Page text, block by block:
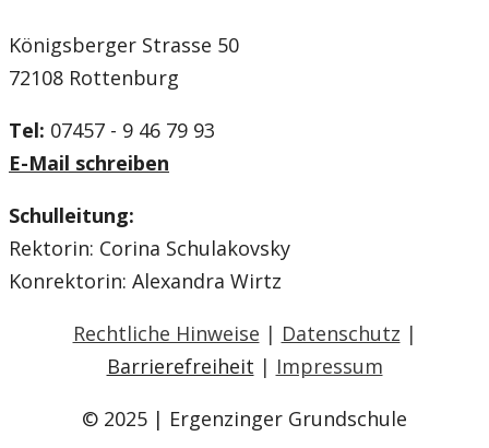
Königsberger Strasse 50
72108 Rottenburg
Tel: 07457 - 9 46 79 93
E-Mail schreiben
Schulleitung:
Rektorin: Corina Schulakovsky
Konrektorin: Alexandra Wirtz
Rechtliche Hinweise | Datenschutz |
Barrierefreiheit | Impressum
© 2025 | Ergenzinger Grundschule